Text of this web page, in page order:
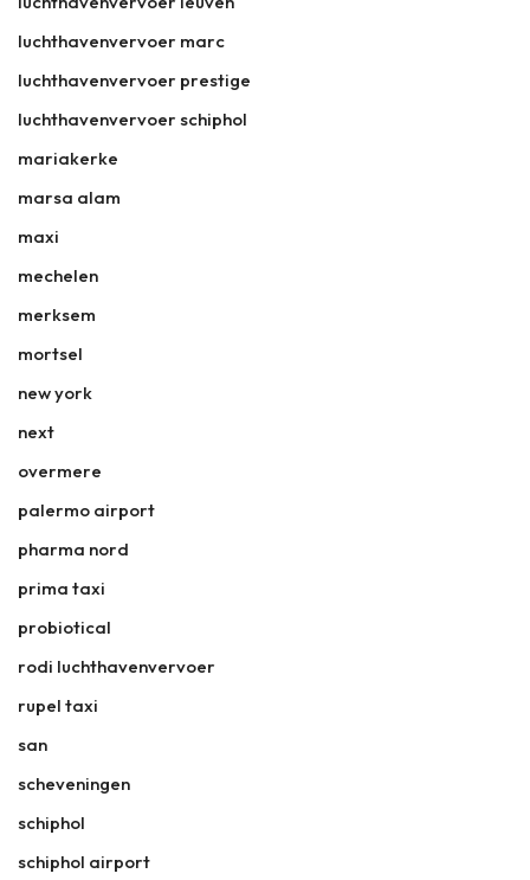
luchthavenvervoer marc
luchthavenvervoer prestige
luchthavenvervoer schiphol
mariakerke
marsa alam
maxi
mechelen
merksem
mortsel
new york
next
overmere
palermo airport
pharma nord
prima taxi
probiotical
rodi luchthavenvervoer
rupel taxi
san
scheveningen
schiphol
schiphol airport